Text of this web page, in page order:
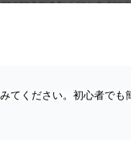
てください。初心者で